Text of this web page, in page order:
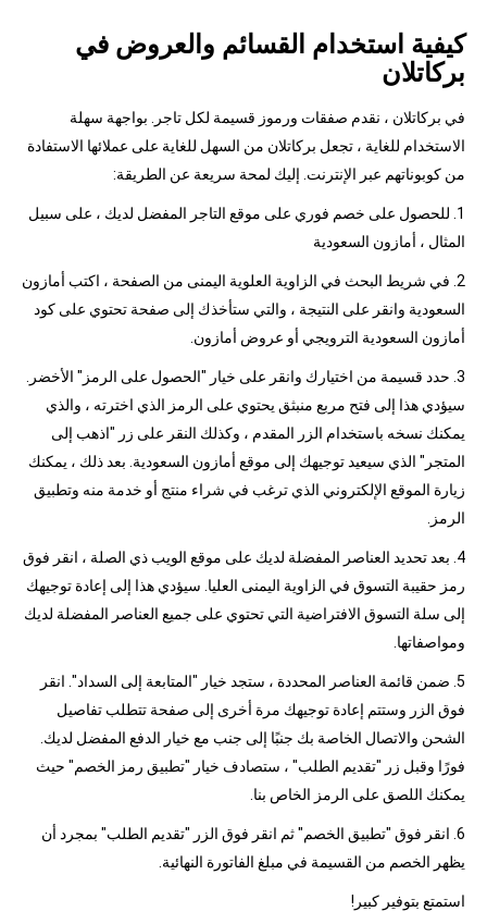
كيفية استخدام القسائم والعروض في
بركاتلان
في بركاتلان ، نقدم صفقات ورموز قسيمة لكل تاجر. بواجهة سهلة
الاستخدام للغاية ، تجعل بركاتلان من السهل للغاية على عملائها الاستفادة
من كوبوناتهم عبر الإنترنت. إليك لمحة سريعة عن الطريقة:
1. للحصول على خصم فوري على موقع التاجر المفضل لديك ، على سبيل
المثال ، أمازون السعودية
2. في شريط البحث في الزاوية العلوية اليمنى من الصفحة ، اكتب أمازون
السعودية وانقر على النتيجة ، والتي ستأخذك إلى صفحة تحتوي على كود
أمازون السعودية الترويجي أو عروض أمازون.
3. حدد قسيمة من اختيارك وانقر على خيار "الحصول على الرمز" الأخضر.
سيؤدي هذا إلى فتح مربع منبثق يحتوي على الرمز الذي اخترته ، والذي
يمكنك نسخه باستخدام الزر المقدم ، وكذلك النقر على زر "اذهب إلى
المتجر" الذي سيعيد توجيهك إلى موقع أمازون السعودية. بعد ذلك ، يمكنك
زيارة الموقع الإلكتروني الذي ترغب في شراء منتج أو خدمة منه وتطبيق
الرمز.
4. بعد تحديد العناصر المفضلة لديك على موقع الويب ذي الصلة ، انقر فوق
رمز حقيبة التسوق في الزاوية اليمنى العليا. سيؤدي هذا إلى إعادة توجيهك
إلى سلة التسوق الافتراضية التي تحتوي على جميع العناصر المفضلة لديك
ومواصفاتها.
5. ضمن قائمة العناصر المحددة ، ستجد خيار "المتابعة إلى السداد". انقر
فوق الزر وستتم إعادة توجيهك مرة أخرى إلى صفحة تتطلب تفاصيل
الشحن والاتصال الخاصة بك جنبًا إلى جنب مع خيار الدفع المفضل لديك.
فورًا وقبل زر "تقديم الطلب" ، ستصادف خيار "تطبيق رمز الخصم" حيث
يمكنك اللصق على الرمز الخاص بنا.
6. انقر فوق "تطبيق الخصم" ثم انقر فوق الزر "تقديم الطلب" بمجرد أن
يظهر الخصم من القسيمة في مبلغ الفاتورة النهائية.
استمتع بتوفير كبير!